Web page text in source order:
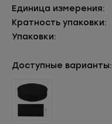
Единица измерения:
Кратность упаковки:
Упаковки:
Доступные варианты: